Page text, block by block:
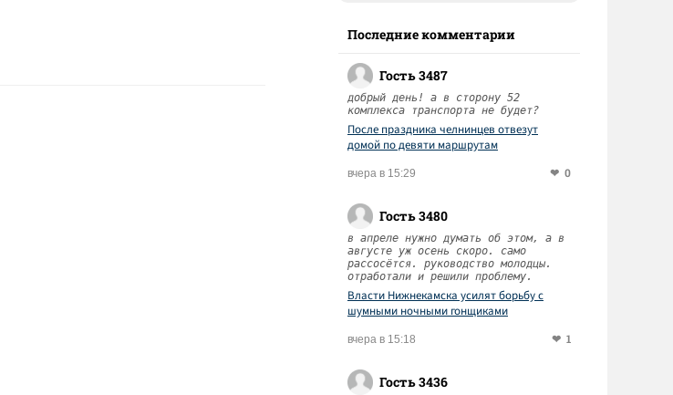
Последние комментарии
Гость 3487
добрый день! а в сторону 52
комплекса транспорта не будет?
После праздника челнинцев отвезут
домой по девяти маршрутам
вчера в 15:29 0
Гость 3480
в апреле нужно думать об этом, а в
августе уж осень скоро. само
рассосётся. руководство молодцы.
отработали и решили проблему.
Власти Нижнекамска усилят борьбу с
шумными ночными гонщиками
вчера в 15:18 1
Гость 3436